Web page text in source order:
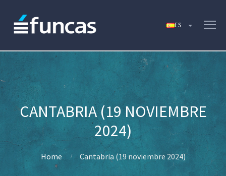
CANTABRIA (19 NOVIEMBRE
2024)
Home Cantabria (19 noviembre 2024)